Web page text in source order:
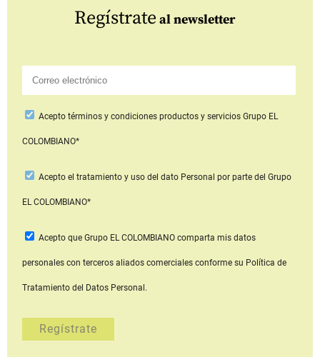
Regístrate al newsletter
Aceptotérminos y condiciones productos y serviciosGrupo EL
COLOMBIANO*
Acepto el tratamiento y uso del dato Personal por parte del Grupo
EL COLOMBIANO*
Acepto que Grupo EL COLOMBIANOcomparta mis datos
personales con terceros aliados comerciales conforme su Política de
Tratamiento del Datos Personal.